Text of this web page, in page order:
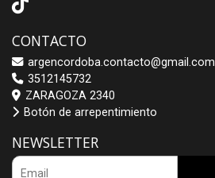
CONTACTO
argencordoba.contacto@gmail.com
3512145732
ZARAGOZA 2340
Botón de arrepentimiento
NEWSLETTER